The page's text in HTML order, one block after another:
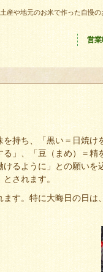
産や地元のお米で作った自慢
営業
持ち、「黒い＝日焼け
」、「豆（まめ）＝精
るように」との願いを
されます。
す。特に大晦日の日は